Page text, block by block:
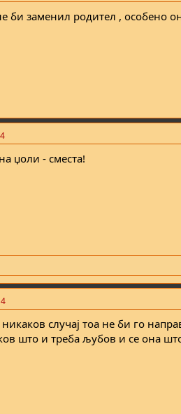
би заменил родител , особено
џоли - сместа!
случај тоа не би го
што и треба љубов и се она